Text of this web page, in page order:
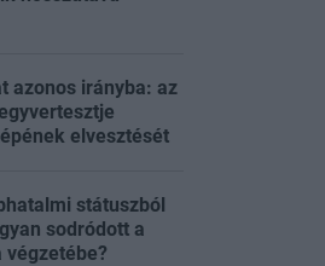
azonos irányba: az
elvesztését
státuszból
sodródott a
végzetébe?